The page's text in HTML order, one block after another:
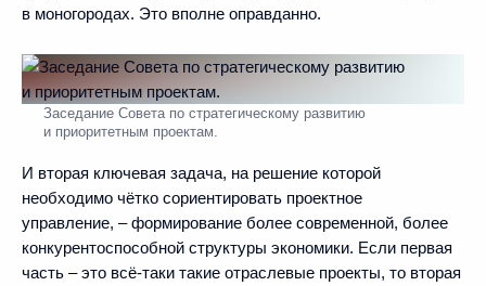
в моногородах. Это вполне оправданно.
Заседание Совета по стратегическому развитию
и приоритетным проектам.
И вторая ключевая задача, на решение которой
необходимо чётко сориентировать проектное
управление, – формирование более современной, более
конкурентоспособной структуры экономики. Если первая
часть – это всё‑таки такие отраслевые проекты, то вторая